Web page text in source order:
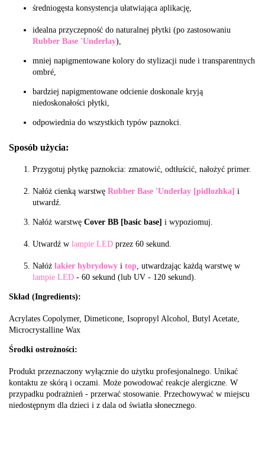
średniogęsta konsystencja ułatwiająca aplikację,
idealna przyczepność do naturalnej płytki (po zastosowaniu
Rubber Base 'Underlay),
mniej napigmentowane kolory do stylizacji nude i transparentnych
ombré,
bardziej napigmentowane odcienie doskonale kryją
niedoskonałości płytki,
odpowiednia do wszystkich typów paznokci.
Sposób użycia:
Przygotuj płytkę paznokcia: zmatowić, odtłuścić, nałożyć primer.
Nałóż cienką warstwę Rubber Base 'Underlay [pidlozhka] i
utwardź.
Nałóż warstwę Cover BB [basic base] i wypoziomuj.
Utwardź w lampie LED przez 60 sekund.
Nałóż lakier hybrydowy i top, utwardzając każdą warstwę w
lampie LED - 60 sekund (lub UV - 120 sekund).
Skład (Ingredients):
Acrylates Copolymer, Dimeticone, Isopropyl Alcohol, Butyl Acetate,
Microcrystalline Wax
Środki ostrożności:
Produkt przeznaczony wyłącznie do użytku profesjonalnego. Unikać
kontaktu ze skórą i oczami. Może powodować reakcje alergiczne. W
przypadku podrażnień - przerwać stosowanie. Przechowywać w miejscu
niedostępnym dla dzieci i z dala od światła słonecznego.